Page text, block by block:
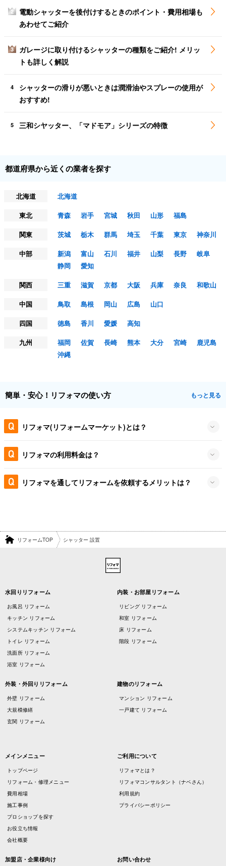
2
電動シャッターを後付けするときのポイント・費用相場も
あわせてご紹介
3
ガレージに取り付けるシャッターの種類をご紹介! メリッ
トも詳しく解説
4
シャッターの滑りが悪いときは潤滑油やスプレーの使用が
おすすめ!
5 三和シヤッター、「マドモア」シリーズの特徴
都道府県から近くの業者を探す
北海道
北海道
東北
青森 岩手 宮城 秋田 山形
福島
関東
茨城 栃木 群馬 埼玉 千葉 東京
神奈川
中部
新潟 富山 石川 福井 山梨 長野
岐阜
静岡
愛知
関西
三重 滋賀 京都 大阪 兵庫 奈良
和歌山
中国
鳥取 島根 岡山 広島
山口
四国
徳島 香川 愛媛
高知
九州
福岡 佐賀 長崎 熊本 大分 宮崎
鹿児島
沖縄
簡単・安心！リフォマの使い方 もっと見る
リフォマ(リフォームマーケット)とは？
リフォマの利用料金は？
リフォマを通してリフォームを依頼するメリットは？
リフォームTOP シャッター 設置
水回りリフォーム
お風呂 リフォーム
キッチン リフォーム
システムキッチン リフォーム
トイレ リフォーム
洗面所 リフォーム
浴室 リフォーム
内装・お部屋リフォーム
リビング リフォーム
和室 リフォーム
床 リフォーム
階段 リフォーム
外装・外回りリフォーム
外壁 リフォーム
大規模修繕
玄関 リフォーム
建物のリフォーム
マンション リフォーム
一戸建て リフォーム
メインメニュー
トップページ
リフォーム・修理メニュー
費用相場
施工事例
プロショップを探す
お役立ち情報
会社概要
ご利用について
リフォマとは？
リフォマコンサルタント（ナベさん）
利用規約
プライバシーポリシー
加盟店・企業様向け お問い合わせ